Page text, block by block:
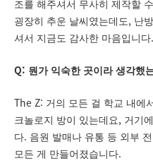
조를 해주셔서 무사히 제작할
굉장히 추운 날씨였는데도 , 난
셔서 지금도 감사한 마음입니다.
Q: 뭔가 익숙한 곳이라 생각했
The Z: 거의 모든 걸 학교 내에
크놀로지 방이 있는데요 , 거기
다. 음원 발매나 유통 등 외부
모든 게 만들어졌습니다.